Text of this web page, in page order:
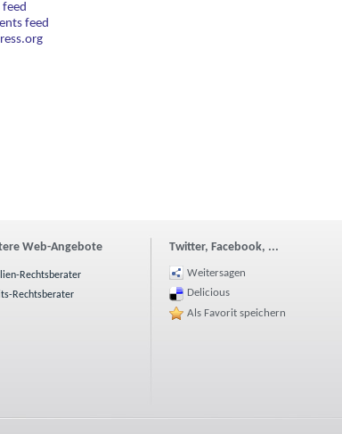
feed
feed
Web-Angebote
Rechtsberater
Rechtsberater
Twitter, Facebook, ...
Weitersagen
Delicious
Als Favorit speichern